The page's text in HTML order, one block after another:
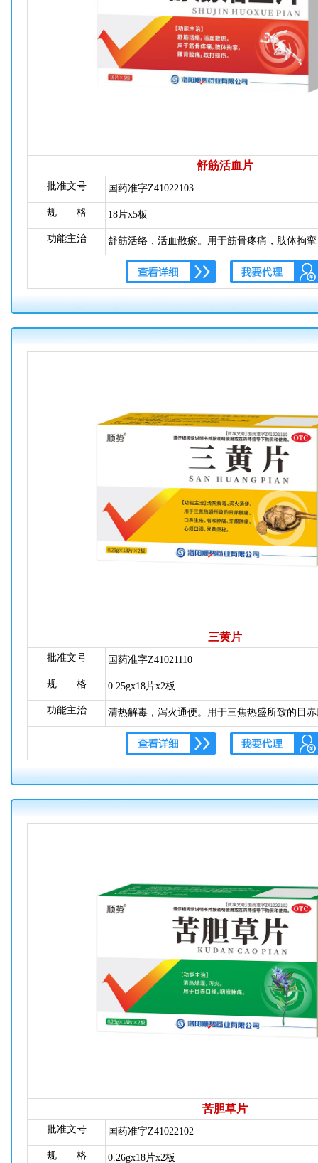
舒筋活血片
批准文号 国药准字Z41022103
规 格 18片x5板
功能主治
舒筋活络，活血散瘀。用于筋骨疼痛，肢体拘
伤。
三黄片
批准文号 国药准字Z41021110
规 格 0.25gx18片x2板
功能主治
清热解毒，泻火通便。用于三焦热盛所致的目
喉肿痛、牙龈肿痛、心烦口渴、尿黄便秘。
苦胆草片
批准文号 国药准字Z41022102
规 格 0.26gx18片x2板